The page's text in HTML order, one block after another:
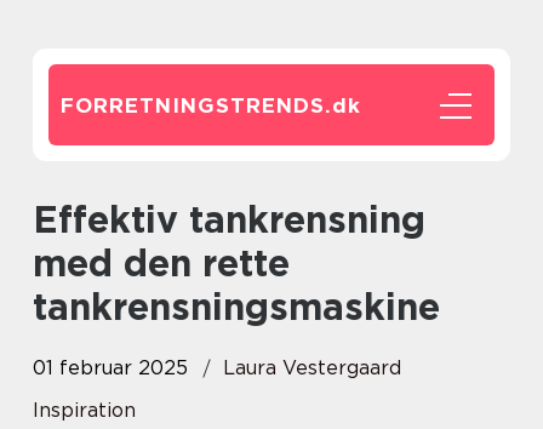
FORRETNINGSTRENDS.dk
Effektiv tankrensning
med den rette
tankrensningsmaskine
01 februar 2025
Laura Vestergaard
Inspiration